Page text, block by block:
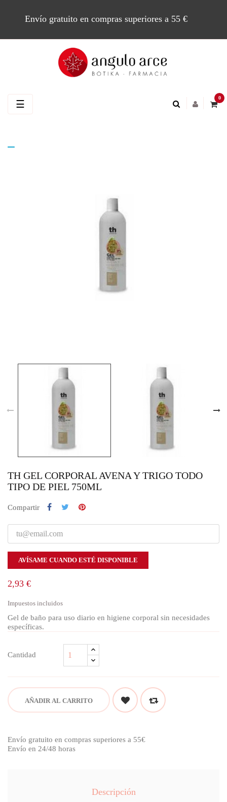
Envío gratuito en compras superiores a 55 €
0
Navegación
☰
TH GEL CORPORAL AVENA Y TRIGO TODO
TIPO DE PIEL 750ML
Compartir
AVÍSAME CUANDO ESTÉ DISPONIBLE
2,93 €
Impuestos incluidos
Gel de baño para uso diario en higiene corporal sin necesidades
específicas.
Cantidad
AÑADIR AL CARRITO
Envío gratuito en compras superiores a 55€
Envío en 24/48 horas
Descripción